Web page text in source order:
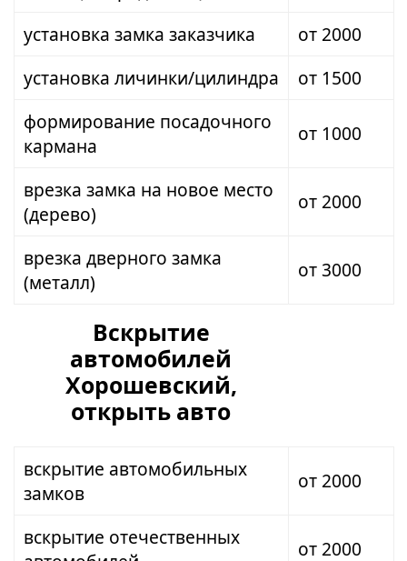
установка замка заказчика
от 2000
установка личинки/цилиндра
от 1500
формирование посадочного
кармана
от 1000
врезка замка на новое место
(дерево)
от 2000
врезка дверного замка
(металл)
от 3000
Вскрытие
автомобилей
Хорошевский,
открыть авто
вскрытие автомобильных
замков
от 2000
вскрытие отечественных
от 2000